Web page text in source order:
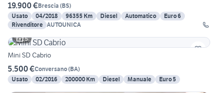
19.900 €Brescia (BS)
Usato
04/2018 96355 Km Diesel Automatico
Euro 6
Rivenditore AUTOUNICA
5
Mini SD Cabrio
5.500 €Conversano(BA)
Usato
02/2016 200000 Km Diesel Manuale Euro 5